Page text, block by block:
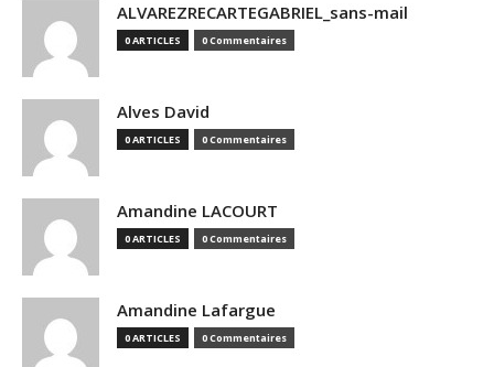
ALVAREZRECARTEGABRIEL_sans-mail
0 ARTICLES 0 Commentaires
Alves David
0 ARTICLES 0 Commentaires
Amandine LACOURT
0 ARTICLES 0 Commentaires
Amandine Lafargue
0 ARTICLES 0 Commentaires